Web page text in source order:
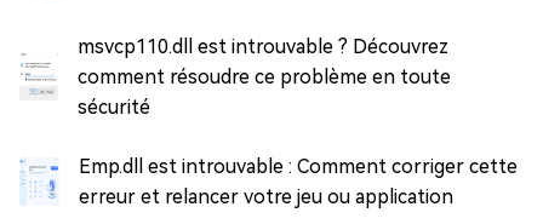
msvcp110.dll est introuvable ? Découvrez
comment résoudre ce problème en toute
sécurité
Emp.dll est introuvable : Comment corriger cette
erreur et relancer votre jeu ou application